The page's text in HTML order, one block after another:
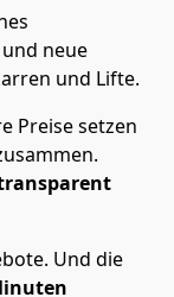
neue
und Lifte.
Preise setzen
Und die